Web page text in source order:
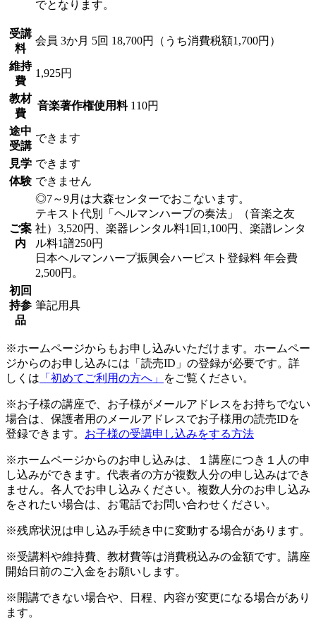
でとなります。
受講
料
会員 3か月 5回 18,700円（うち消費税額1,700円）
維持
費
1,925円
教材
費
音楽著作権使用料 110円
途中
受講
できます
見学 できます
体験 できません
ご案
内
◎7～9月は大森センターでおこないます。
テキスト代別「ヘルマンハープの奏法」（音楽之友
社）3,520円、楽器レンタル料1回1,100円、楽譜レンタ
ル料1譜250円
日本ヘルマンハープ振興会ハーピスト登録料 年会費
2,500円。
初回
持参
品
筆記用具
※ホームページからもお申し込みいただけます。ホームペー
ジからのお申し込みには「読売ID」の登録が必要です。詳
しくは 「初めてご利用の方へ」 をご覧ください。
※お子様の講座で、お子様がメールアドレスをお持ちでない
場合は、保護者用のメールアドレスでお子様用の読売IDを
登録できます。 お子様の受講申し込みをする方法
※ホームページからのお申し込みは、１講座につき１人の申
し込みができます。代表者の方が複数人分の申し込みはでき
ません。各人でお申し込みください。複数人分のお申し込み
をされたい場合は、お電話でお問い合わせください。
※残席状況は申し込み手続き中に変動する場合があります。
※受講料や維持費、教材費等は消費税込みの金額です。講座
開始日前のご入金をお願いします。
※開講できない場合や、日程、内容が変更になる場合があり
ます。